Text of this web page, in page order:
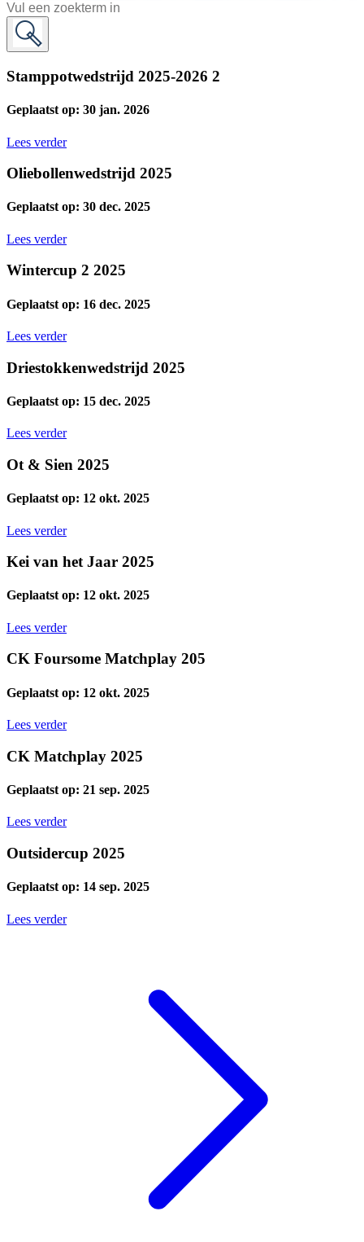
Stamppotwedstrijd 2025-2026 2
Geplaatst op: 30 jan. 2026
Lees verder
Oliebollenwedstrijd 2025
Geplaatst op: 30 dec. 2025
Lees verder
Wintercup 2 2025
Geplaatst op: 16 dec. 2025
Lees verder
Driestokkenwedstrijd 2025
Geplaatst op: 15 dec. 2025
Lees verder
Ot & Sien 2025
Geplaatst op: 12 okt. 2025
Lees verder
Kei van het Jaar 2025
Geplaatst op: 12 okt. 2025
Lees verder
CK Foursome Matchplay 205
Geplaatst op: 12 okt. 2025
Lees verder
CK Matchplay 2025
Geplaatst op: 21 sep. 2025
Lees verder
Outsidercup 2025
Geplaatst op: 14 sep. 2025
Lees verder